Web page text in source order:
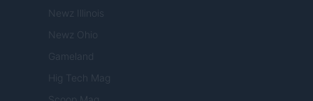
Newz Illinois
Newz Ohio
Gameland
Hig Tech Mag